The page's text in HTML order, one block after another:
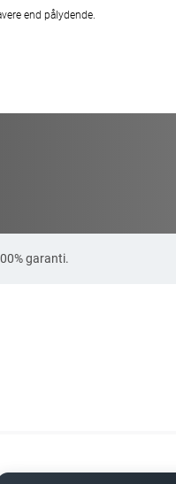
end pålydende.
garanti.